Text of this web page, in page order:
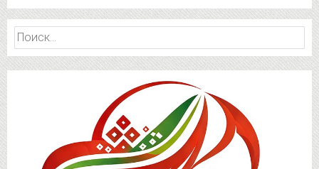
Найти: